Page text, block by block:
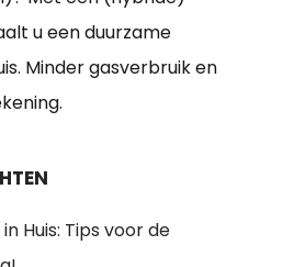
u een duurzame
Minder gasverbruik en
Huis: Tips voor de